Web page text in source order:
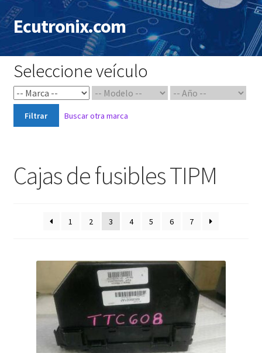
Saltar
a
navegación
Ir
al
contenido
Ecutronix.com
Seleccione veículo
Filtrar Buscar otra marca
Cajas de fusibles TIPM
1 2 3 4 5 6 7